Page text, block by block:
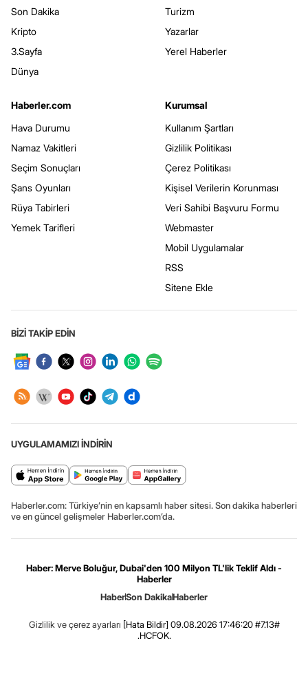
Son Dakika
Kripto
3.Sayfa
Dünya
Turizm
Yazarlar
Yerel Haberler
Haberler.com
Hava Durumu
Namaz Vakitleri
Seçim Sonuçları
Şans Oyunları
Rüya Tabirleri
Yemek Tarifleri
Kurumsal
Kullanım Şartları
Gizlilik Politikası
Çerez Politikası
Kişisel Verilerin Korunması
Veri Sahibi Başvuru Formu
Webmaster
Mobil Uygulamalar
RSS
Sitene Ekle
BİZİ TAKİP EDİN
UYGULAMAMIZI İNDİRİN
Haberler.com: Türkiye’nin en kapsamlı haber sitesi. Son dakika haberleri
ve en güncel gelişmeler Haberler.com’da.
Haber: Merve Boluğur, Dubai'den 100 Milyon TL'lik Teklif Aldı -
Haberler
HaberSon DakikaHaberler
Gizlilik ve çerez ayarları [Hata Bildir] 09.08.2026 17:46:20 #7.13#
.HCFOK.